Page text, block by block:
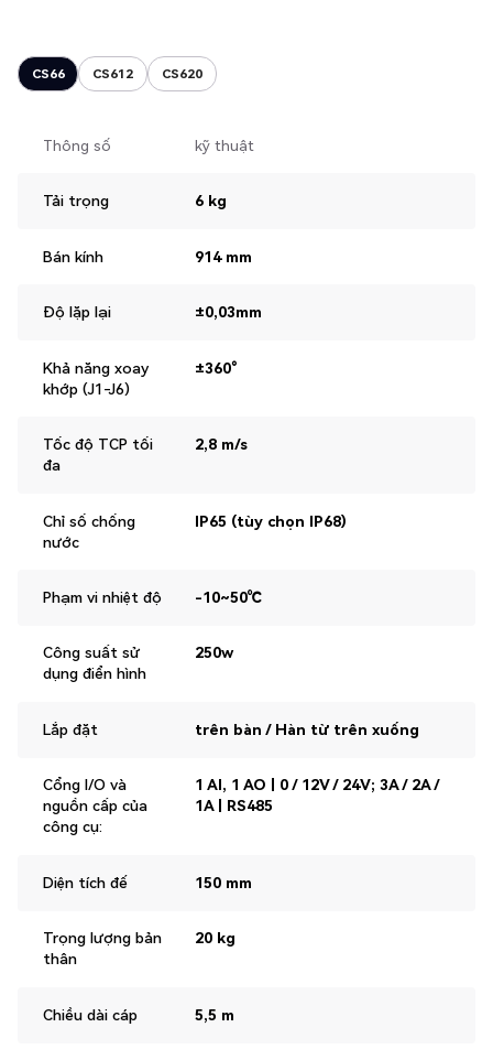
CS66 CS612 CS620
Thông số kỹ thuật
Tải trọng 6 kg
Bán kính 914 mm
Độ lặp lại ±0,03mm
Khả năng xoay
khớp (J1-J6)
±360°
Tốc độ TCP tối
đa
2,8 m/s
Chỉ số chống
nước
IP65 (tùy chọn IP68)
Phạm vi nhiệt độ -10~50℃
Công suất sử
dụng điển hình
250w
Lắp đặt trên bàn / Hàn từ trên xuống
Cổng I/O và
nguồn cấp của
công cụ:
1 AI, 1 AO | 0 / 12V / 24V; 3A / 2A /
1A | RS485
Diện tích đế 150 mm
Trọng lượng bản
thân
20 kg
Chiều dài cáp 5,5 m